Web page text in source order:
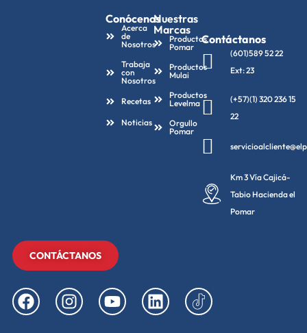
Conócenos
Acerca
de
Nosotros
Trabaja
con
Nosotros
Recetas
Noticias
Nuestras
Marcas
Productos
Pomar
Productos
Mulai
Productos
Levelma
Orgullo
Pomar
Contáctanos
(601)589 52 22
Ext: 23
(+57)(1) 320 236 15
22
Km 3 Vía Cajicá-
Tabio Hacienda el
Pomar
CONTÁCTANOS